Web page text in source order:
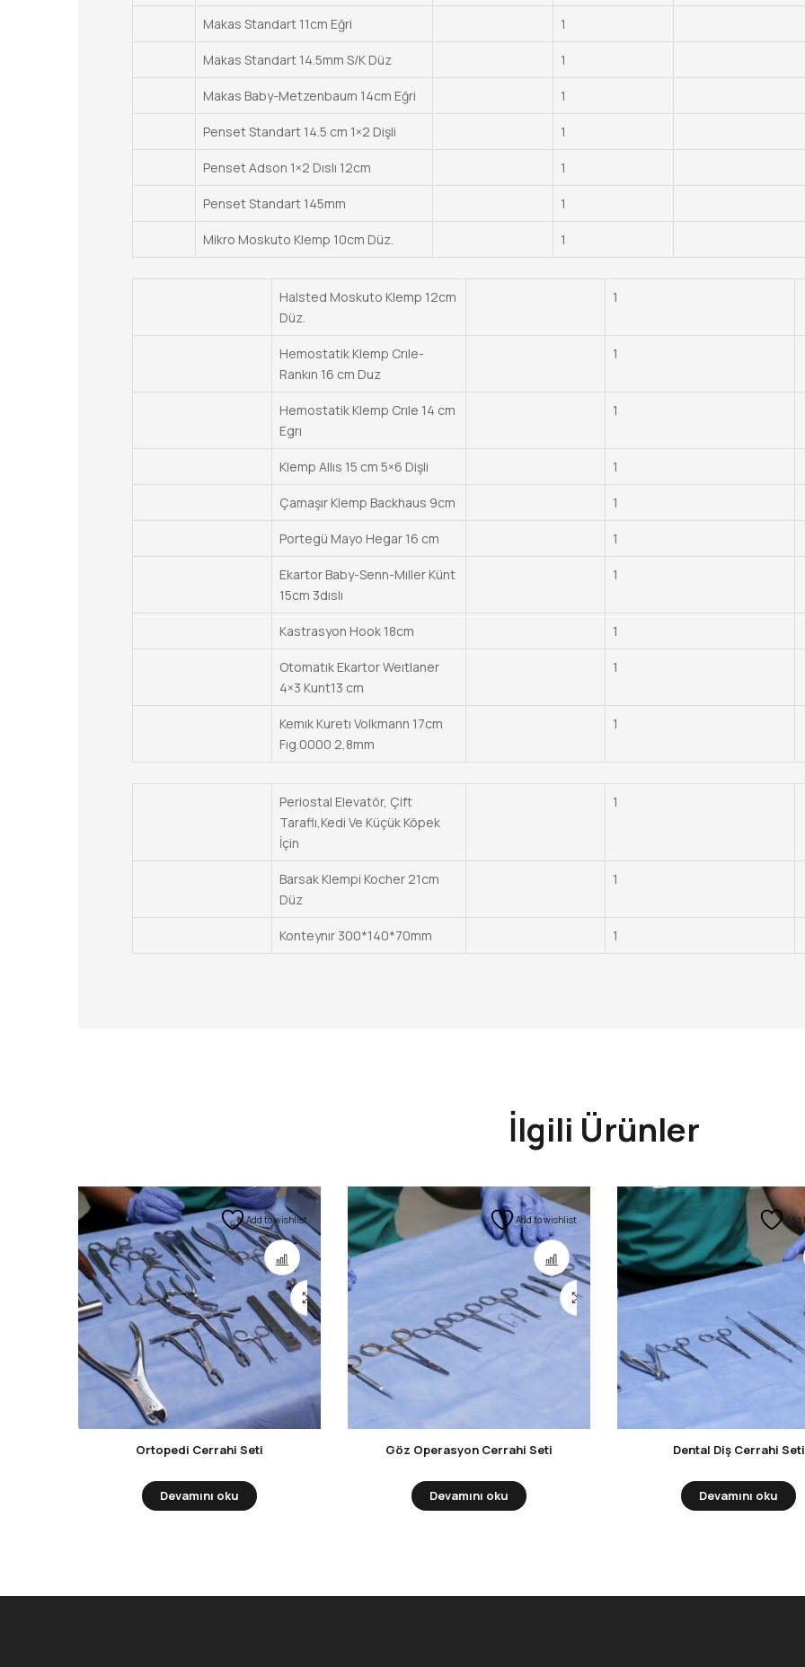
Makas Standart 11cm Eğri 1
Makas Standart 14.5mm S/K Düz 1
Makas Baby-Metzenbaum 14cm Eğri 1
Penset Standart 14.5 cm 1×2 Dişli 1
Penset Adson 1×2 Dıslı 12cm 1
Penset Standart 145mm 1
Mikro Moskuto Klemp 10cm Düz. 1
Halsted Moskuto Klemp 12cm
Düz.
1
Hemostatik Klemp Crıle-
Rankın 16 cm Duz
1
Hemostatik Klemp Crıle 14 cm
Egrı
1
Klemp Allıs 15 cm 5×6 Dişli 1
Çamaşır Klemp Backhaus 9cm 1
Portegü Mayo Hegar 16 cm 1
Ekartor Baby-Senn-Mıller Künt
15cm 3dıslı
1
Kastrasyon Hook 18cm 1
Otomatık Ekartor Weıtlaner
4×3 Kunt13 cm
1
Kemık Kuretı Volkmann 17cm
Fıg.0000 2,8mm
1
Periostal Elevatör, Çift
Taraflı,Kedi Ve Küçük Köpek
İçin
1
Barsak Klempi Kocher 21cm
Düz
1
Konteynır 300*140*70mm 1
İlgili Ürünler
Add to wishlist
Ortopedi Cerrahi Seti
Devamını oku
Add to wishlist
Göz Operasyon Cerrahi Seti
Devamını oku
Add
Dental Diş Cerrahi Seti
Devamını oku